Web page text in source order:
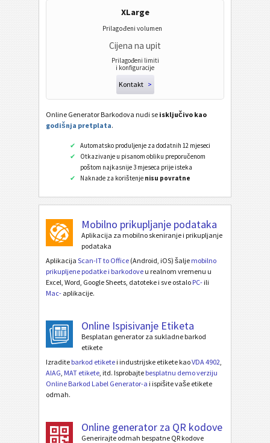
XLarge
Prilagođeni volumen
Cijena na upit
Prilagođeni limiti
i konfiguracije
Kontakt >
Online Generator Barkodova nudi se isključivo kao
godišnja pretplata.
Automatsko produljenje za dodatnih 12 mjeseci
Otkazivanje u pisanom obliku preporučenom
poštom najkasnije 3 mjeseca prije isteka
Naknade za korištenje nisu povratne
Mobilno prikupljanje podataka
Aplikacija za mobilno skeniranje i prikupljanje
podataka
Aplikacija Scan-IT to Office (Android, iOS) šalje mobilno
prikupljene podatke i barkodove u realnom vremenu u
Excel, Word, Google Sheets, datoteke i sve ostalo PC- ili
Mac- aplikacije.
Online Ispisivanje Etiketa
Besplatan generator za sukladne barkod
etikete
Izradite barkod etikete i industrijske etikete kaoVDA 4902
AIAG MAT etikete , itd. Isprobajte besplatnu demo verziju
Online Barkod Label Generator-a i ispišite vaše etikete
odmah.
Online generator za QR kodove
Generirajte odmah bespatne QR kodove